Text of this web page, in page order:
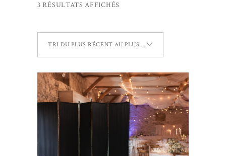
3 RÉSULTATS AFFICHÉS
TRI DU PLUS RÉCENT AU PLUS ANCIEN
AJOUTER AU DEVIS